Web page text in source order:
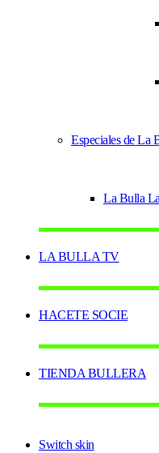
Especiales de La
La Bulla
LA BULLA TV
HACETE SOCIE
TIENDA BULLERA
Switch skin